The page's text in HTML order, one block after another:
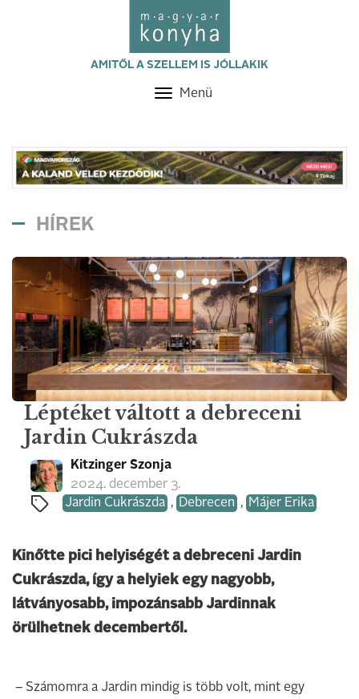
AMITŐL A SZELLEM IS JÓLLAKIK
Toggle
Menü
HÍREK
Léptéket váltott a debreceni
Jardin Cukrászda
Kitzinger Szonja
2024. december 3.
Jardin Cukrászda , Debrecen , Májer Erika
Kinőtte pici helyiségét a debreceni Jardin
Cukrászda, így a helyiek egy nagyobb,
látványosabb, impozánsabb Jardinnak
örülhetnek decembertől.
– Számomra a Jardin mindig is több volt, mint egy